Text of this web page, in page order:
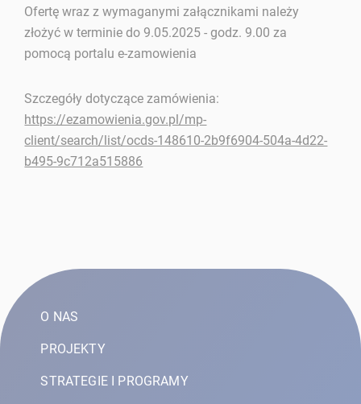
Ofertę wraz z wymaganymi załącznikami należy
złożyć w terminie do 9.05.2025 - godz. 9.00 za
pomocą portalu e-zamowienia
Szczegóły dotyczące zamówienia:
https://ezamowienia.gov.pl/mp-
client/search/list/ocds-148610-2b9f6904-504a-4d22-
b495-9c712a515886
O NAS
PROJEKTY
STRATEGIE I PROGRAMY